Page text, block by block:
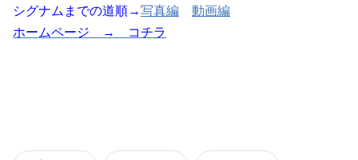
シグナムまでの道順→写真編
動画編
ホームページ → コチラ